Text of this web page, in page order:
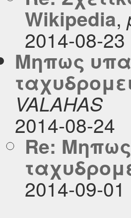
Wikipedia,
2014-08-23
Μηπως
VALAHAS
2014-08-24
Re:
2014-09-01